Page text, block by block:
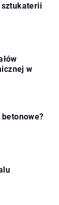
sztukaterii
w